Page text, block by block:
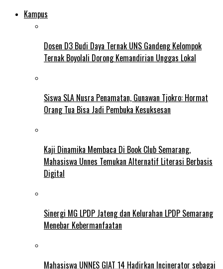
Kampus
Dosen D3 Budi Daya Ternak UNS Gandeng Kelompok
Ternak Boyolali Dorong Kemandirian Unggas Lokal
Siswa SLA Nusra Penamatan, Gunawan Tjokro: Hormat
Orang Tua Bisa Jadi Pembuka Kesuksesan
Kaji Dinamika Membaca Di Book Club Semarang,
Mahasiswa Unnes Temukan Alternatif Literasi Berbasis
Digital
Sinergi MG LPDP Jateng dan Kelurahan LPDP Semarang
Menebar Kebermanfaatan
Mahasiswa UNNES GIAT 14 Hadirkan Incinerator sebagai